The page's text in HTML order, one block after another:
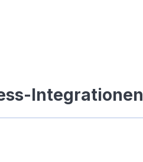
Integrationen